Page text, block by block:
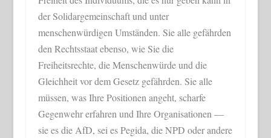
der Solidargemeinschaft und unter
menschenwürdigen Umständen. Sie alle gefährden
den Rechtsstaat ebenso, wie Sie die
Freiheitsrechte, die Menschenwürde und die
Gleichheit vor dem Gesetz gefährden. Sie alle
müssen, was Ihre Positionen angeht, scharfe
Gegenwehr erfahren und Ihre Organisationen —
sie es die AfD, sei es Pegida, die NPD oder andere